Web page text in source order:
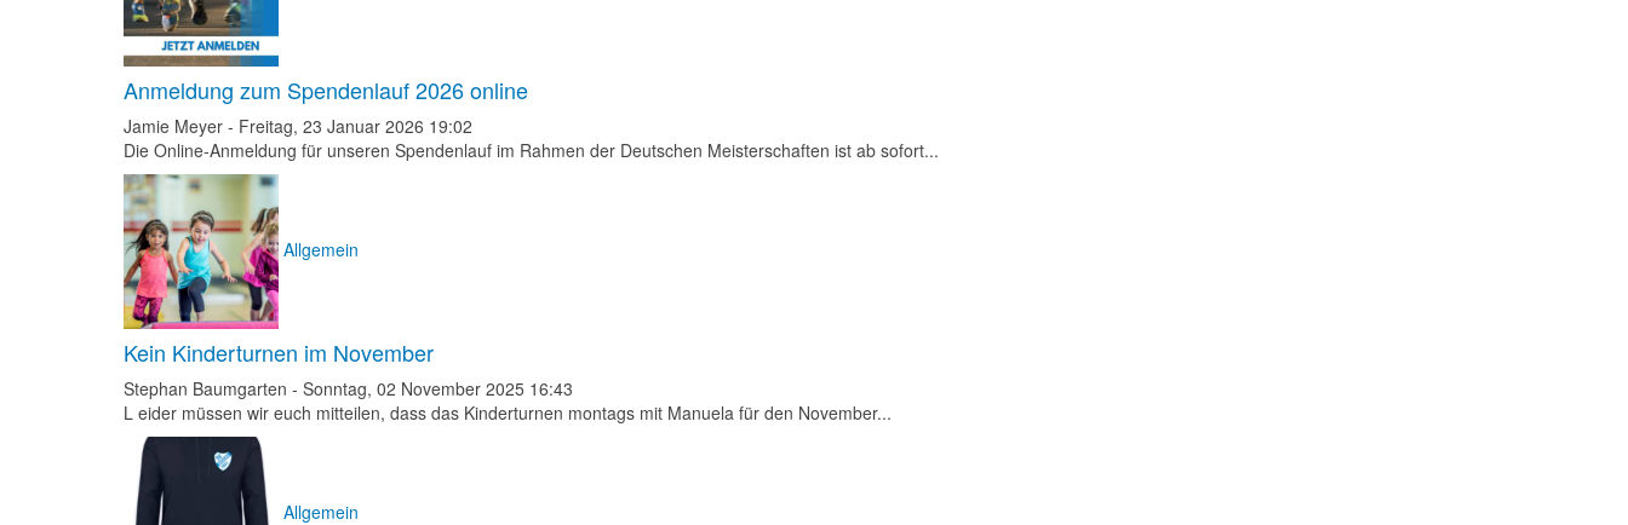
Anmeldung zum Spendenlauf 2026 online
Jamie Meyer - Freitag, 23 Januar 2026 19:02
Die Online-Anmeldung für unseren Spendenlauf im Rahmen der Deutschen Meisterschaften ist ab sofort...
Allgemein
Kein Kinderturnen im November
Stephan Baumgarten - Sonntag, 02 November 2025 16:43
L eider müssen wir euch mitteilen, dass das Kinderturnen montags mit Manuela für den November...
Allgemein